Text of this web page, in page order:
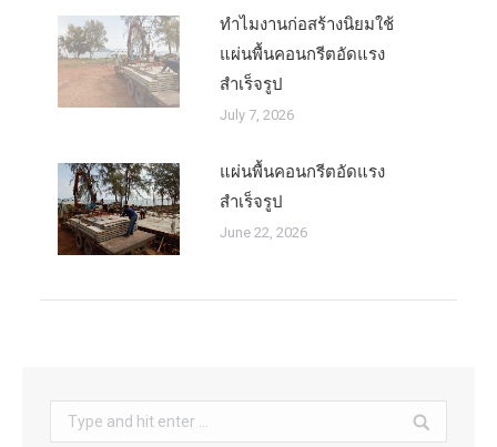
ทำไมงานก่อสร้างนิยมใช้
แผ่นพื้นคอนกรีตอัดแรง
สำเร็จรูป
July 7, 2026
แผ่นพื้นคอนกรีตอัดแรง
สำเร็จรูป
June 22, 2026
Search: